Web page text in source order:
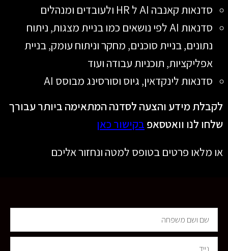
סדנאות קאנבה AI ל HR ולעובדים ומנהלים
סדנאות AI לפי נושאים כמו בניית מצגות, ניתוח
נתונים, בניית סוכנים, מחקר וניתוח עומק, בניית
אפליקציות, תוכניות עבודה ועוד
סדנאות לינקדאין, גיוס וסורסינג מבוסס AI
לקבלת מידע והצעה לסדנה המתאימה ביותר עבורך
שלחו לנו וואטסאפ בקישור כאן
או מלאו פרטים בטופס למטה ונחזור אליכם